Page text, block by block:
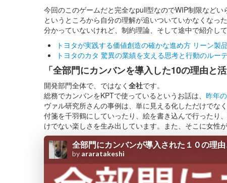
今回のこのゲームだと完全なpull型なのでWIP制限など
というところから自分の理解が追いついていかなくなっ
分かっていないけれど、制約理論、そして途中で紹介し
トヨタが実践する価値創造の確かな進め方 リーン製
トヨタのカタ 驚異の業績を支える思考と行動のルー
「全部門にカンバンを導入した10の理由
開発部門全体で、ではなく 全社です。
総務でカンバンをKPTで使っているというお話は、 昨年
ヴァル研究所さんの事例は、単に見える化しただけでな
付箋を千羽鶴にしていったり、絵を書き込んで行ったり
けでない楽しさを生み出しています。また、そこに女性